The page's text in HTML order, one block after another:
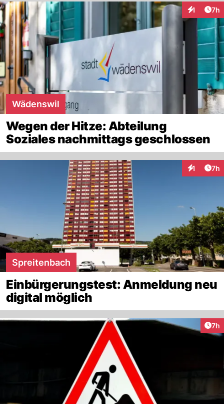
1 7h
Wädenswil
Wegen der Hitze: Abteilung
Soziales nachmittags geschlossen
1 7h
Spreitenbach
Einbürgerungstest: Anmeldung neu
digital möglich
7h